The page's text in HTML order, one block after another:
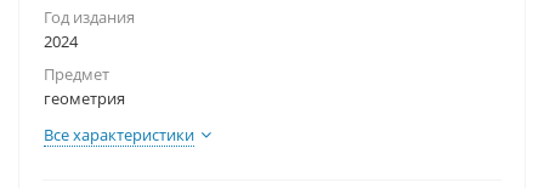
Год издания
2024
Предмет
геометрия
Все характеристики